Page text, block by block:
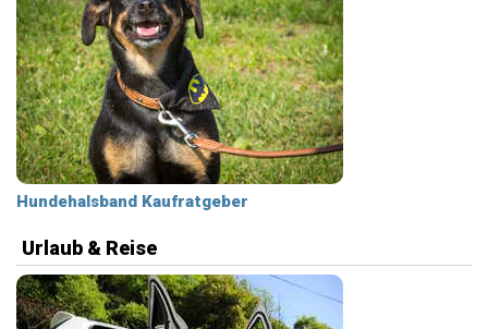
Hundehalsband Kaufratgeber
Urlaub & Reise